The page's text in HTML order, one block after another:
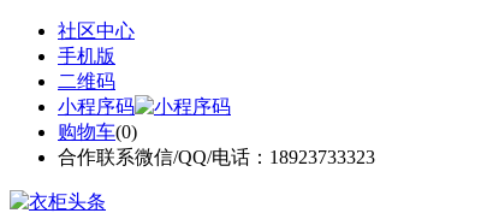
社区中心
手机版
二维码
小程序码
购物车(0)
合作联系微信/QQ/电话：18923733323